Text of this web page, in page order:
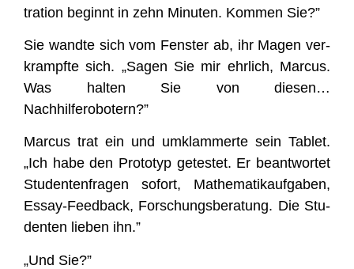
tra­ti­on beginnt in zehn Minu­ten. Kom­men Sie?”
Sie wand­te sich vom Fens­ter ab, ihr Magen ver­
krampf­te sich. „Sagen Sie mir ehr­lich, Mar­cus.
Was hal­ten Sie von die­sen…
Nachhilferobotern?”
Mar­cus trat ein und umklam­mer­te sein Tablet.
„Ich habe den Pro­to­typ getes­tet. Er beant­wor­tet
Stu­den­ten­fra­gen sofort, Mathe­ma­tik­auf­ga­ben,
Essay-Feed­back, For­schungs­be­ra­tung. Die Stu­
den­ten lie­ben ihn.”
„Und Sie?”